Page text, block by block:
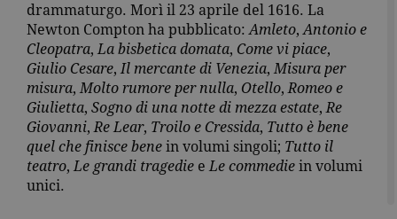
drammaturgo. Morì il 23 aprile del 1616. La
Newton Compton ha pubblicato:Amleto,Antonio e
Cleopatra, La bisbetica domata, Come vi piace,
Giulio Cesare,Il mercante di Venezia, Misura per
misura, Molto rumore per nulla, Otello,Romeo e
Giulietta, Sogno di una notte di mezza estate,Re
Giovanni,Re Lear, Troilo e Cressida, Tutto è bene
quel che finisce bene in volumi singoli; Tutto il
teatro, Le grandi tragedie e Le commedie in volumi
unici.